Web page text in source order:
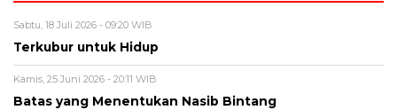
Sabtu, 18 Juli 2026 - 09:20 WIB
Terkubur untuk Hidup
Kamis, 25 Juni 2026 - 20:11 WIB
Batas yang Menentukan Nasib Bintang